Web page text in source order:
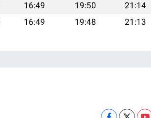
16:49 19:50
21:14
16:49 19:48 21:13